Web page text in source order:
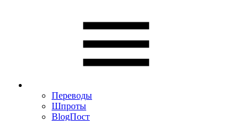
Переводы
Шпроты
BlogПост